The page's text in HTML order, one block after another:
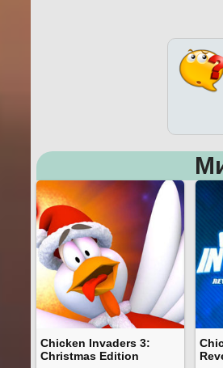
Chicken Invaders 3:
Christmas Edition